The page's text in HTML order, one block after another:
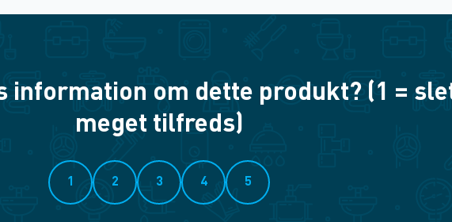
information om dette produkt? (1 =
meget tilfreds)
1 2 3 4 5